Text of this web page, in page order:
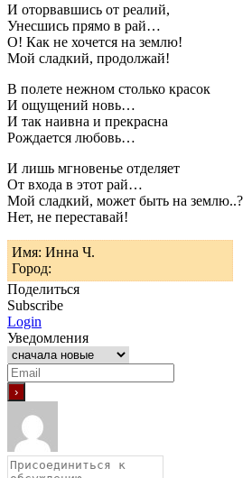
И оторвавшись от реалий,
Унесшись прямо в рай…
О! Как не хочется на землю!
Мой сладкий, продолжай!
В полете нежном столько красок
И ощущений новь…
И так наивна и прекрасна
Рождается любовь…
И лишь мгновенье отделяет
От входа в этот рай…
Мой сладкий, может быть на землю..?
Нет, не переставай!
Имя: Инна Ч.
Город:
Поделиться
Subscribe
Login
Уведомления